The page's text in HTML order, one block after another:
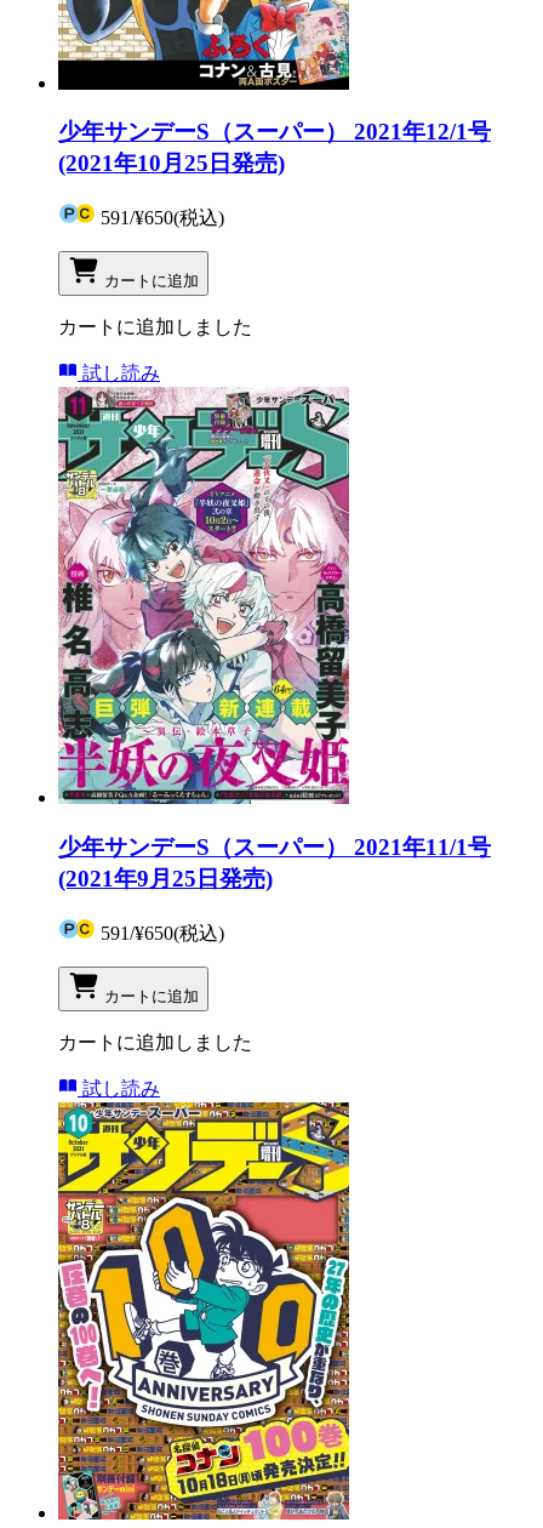
少年サンデーS（スーパー） 2021年12/1号
(2021年10月25日発売)
591/¥650(税込)
カートに追加
カートに追加しました
試し読み
少年サンデーS（スーパー） 2021年11/1号
(2021年9月25日発売)
591/¥650(税込)
カートに追加
カートに追加しました
試し読み